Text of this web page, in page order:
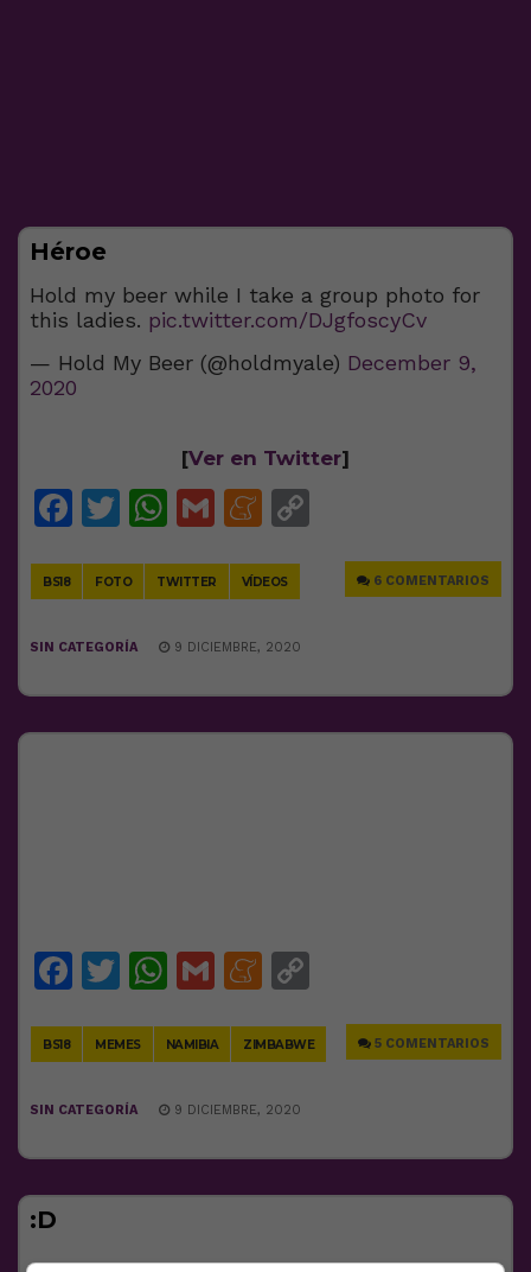
Héroe
Hold my beer while I take a group photo for
this ladies. pic.twitter.com/DJgfoscyCv
— Hold My Beer (@holdmyale) December 9,
2020
[Ver en Twitter]
Facebook
Twitter
WhatsApp
GmailMeneame
BS18 FOTO TWITTER VÍDEOS 6 COMENTARIOS
SIN CATEGORÍA 9 DICIEMBRE, 2020
Facebook
Twitter
WhatsApp
GmailMeneame
BS18 MEMES NAMIBIA ZIMBABWE 5 COMENTARIOS
SIN CATEGORÍA 9 DICIEMBRE, 2020
:D